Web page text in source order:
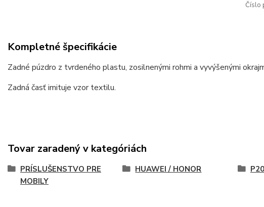
Číslo
Kompletné špecifikácie
Zadné púzdro z tvrdeného plastu, zosilnenými rohmi a vyvýšenými
Zadná časť imituje vzor textilu.
Tovar zaradený v kategóriách
PRÍSLUŠENSTVO PRE
MOBILY
HUAWEI / HONOR